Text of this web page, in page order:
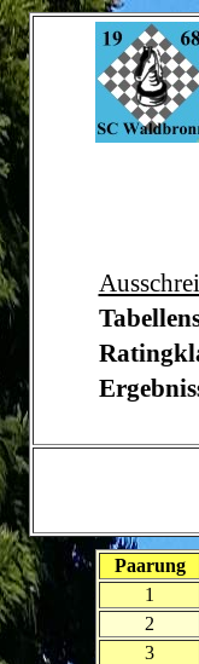
Paarung
1
2
3